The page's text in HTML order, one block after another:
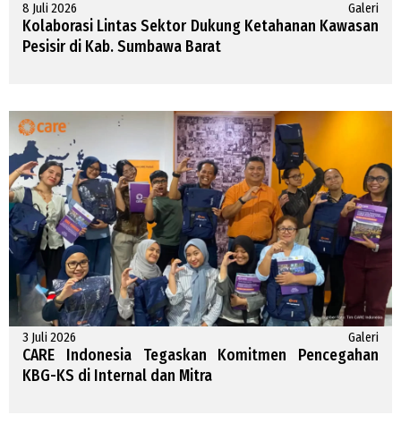
8 Juli 2026 Galeri
Kolaborasi Lintas Sektor Dukung Ketahanan Kawasan
Pesisir di Kab. Sumbawa Barat
3 Juli 2026 Galeri
CARE Indonesia Tegaskan Komitmen Pencegahan
KBG-KS di Internal dan Mitra